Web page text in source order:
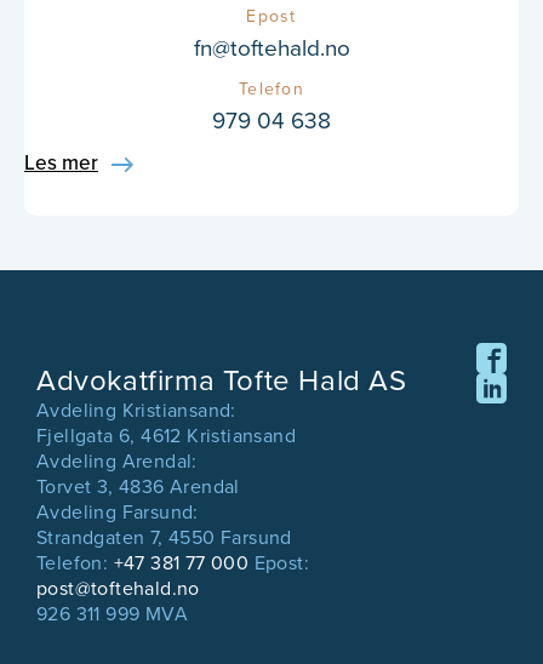
Epost
fn@toftehald.no
Telefon
979 04 638
Les mer
Advokatfirma Tofte Hald AS
Avdeling Kristiansand:
Fjellgata 6, 4612 Kristiansand
Avdeling Arendal:
Torvet 3, 4836 Arendal
Avdeling Farsund:
Strandgaten 7, 4550 Farsund
Telefon: +47 381 77 000 Epost:
post@toftehald.no
926 311 999 MVA